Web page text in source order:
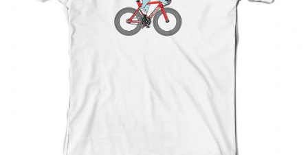
恩沛科技股份有限公司將有權停止該用戶之使用額度並採取法律行動。